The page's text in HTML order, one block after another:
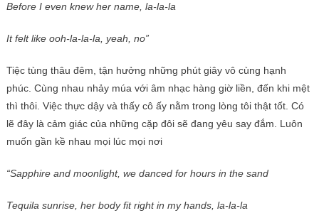
Before I even knew her name, la-la-la
It felt like ooh-la-la-la, yeah, no”
Tiệc tùng thâu đêm, tận hưởng những phút giây vô cùng hạnh
phúc. Cùng nhau nhảy múa với âm nhạc hàng giờ liền, đến khi mệt
thì thôi. Việc thực dậy và thấy cô ấy nằm trong lòng tôi thật tốt. Có
lẽ đây là cảm giác của những cặp đôi sẽ đang yêu say đắm. Luôn
muốn gần kề nhau mọi lúc mọi nơi
“Sapphire and moonlight, we danced for hours in the sand
Tequila sunrise, her body fit right in my hands, la-la-la